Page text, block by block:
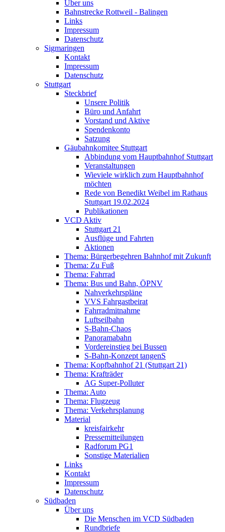
Über uns
Bahnstrecke Rottweil - Balingen
Links
Impressum
Datenschutz
Sigmaringen
Kontakt
Impressum
Datenschutz
Stuttgart
Steckbrief
Unsere Politik
Büro und Anfahrt
Vorstand und Aktive
Spendenkonto
Satzung
Gäubahnkomitee Stuttgart
Abbindung vom Hauptbahnhof Stuttgart
Veranstaltungen
Wieviele wirklich zum Hauptbahnhof
möchten
Rede von Benedikt Weibel im Rathaus
Stuttgart 19.02.2024
Publikationen
VCD Aktiv
Stuttgart 21
Ausflüge und Fahrten
Aktionen
Thema: Bürgerbegehren Bahnhof mit Zukunft
Thema: Zu Fuß
Thema: Fahrrad
Thema: Bus und Bahn, ÖPNV
Nahverkehrspläne
VVS Fahrgastbeirat
Fahrradmitnahme
Luftseilbahn
S-Bahn-Chaos
Panoramabahn
Vordereinstieg bei Bussen
S-Bahn-Konzept tangenS
Thema: Kopfbahnhof 21 (Stuttgart 21)
Thema: Krafträder
AG Super-Polluter
Thema: Auto
Thema: Flugzeug
Thema: Verkehrsplanung
Material
kreisfairkehr
Pressemitteilungen
Radforum PG1
Sonstige Materialien
Links
Kontakt
Impressum
Datenschutz
Südbaden
Über uns
Die Menschen im VCD Südbaden
Rundbriefe